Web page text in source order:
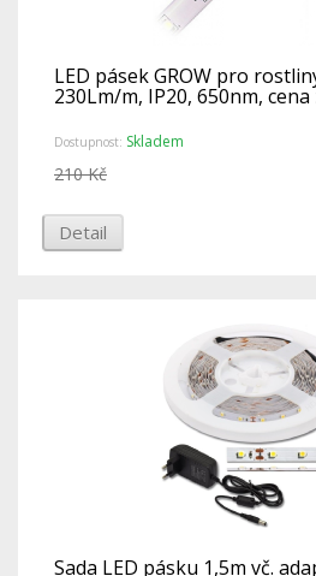
LED pásek GROW pro
230Lm/m, IP20, 650nm, cena
Dostupnost: Skladem
210 Kč
Detail
Sada LED pásku 1,5m vč.